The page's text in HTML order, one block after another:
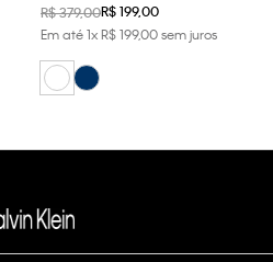
R$379,00R$199,00
Em até1xR$199,00sem juros